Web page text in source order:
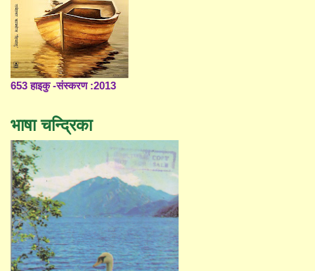
653 हाइकु -संस्करण :2013
भाषा चन्द्रिका